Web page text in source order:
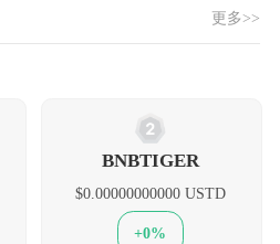
更多>>
2
BNBTIGER
$0.00000000000 USTD
+0%